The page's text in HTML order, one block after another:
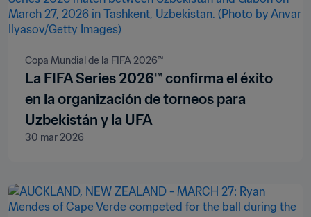
Copa Mundial de la FIFA 2026™
La FIFA Series 2026™ confirma el éxito
en la organización de torneos para
Uzbekistán y la UFA
30 mar 2026